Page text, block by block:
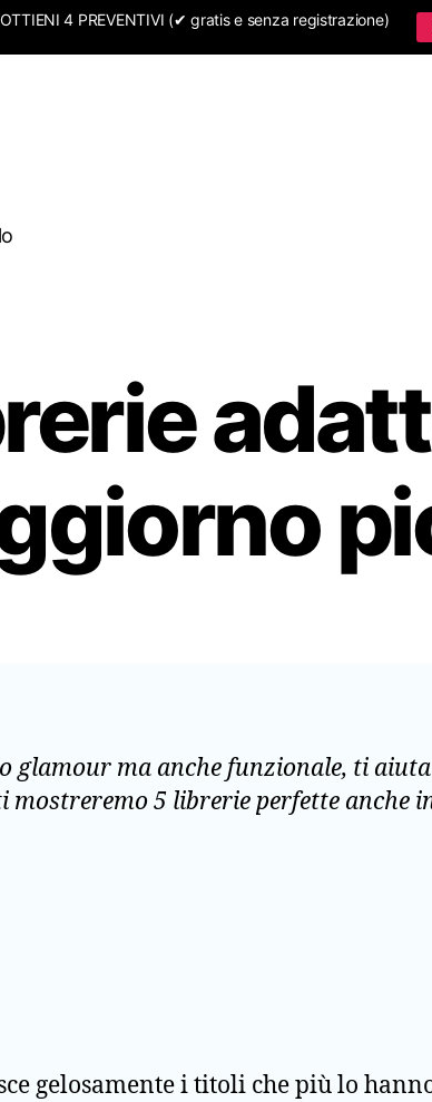
4 PREVENTIVI (✔ gratis e senza registrazione)
glamour ma anche funzionale, ti
5 librerie perfette anche
gelosamente i titoli che più lo